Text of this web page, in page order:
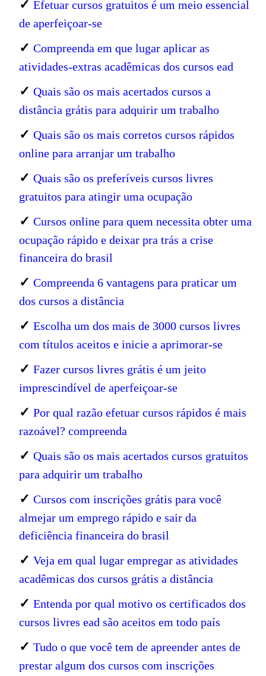
✓ Efetuar cursos gratuitos é um meio essencial
de aperfeiçoar-se
✓ Compreenda em que lugar aplicar as
atividades-extras acadêmicas dos cursos ead
✓ Quais são os mais acertados cursos a
distância grátis para adquirir um trabalho
✓ Quais são os mais corretos cursos rápidos
online para arranjar um trabalho
✓ Quais são os preferíveis cursos livres
gratuitos para atingir uma ocupação
✓ Cursos online para quem necessita obter uma
ocupação rápido e deixar pra trás a crise
financeira do brasil
✓ Compreenda 6 vantagens para praticar um
dos cursos a distância
✓ Escolha um dos mais de 3000 cursos livres
com títulos aceitos e inicie a aprimorar-se
✓ Fazer cursos livres grátis é um jeito
imprescindível de aperfeiçoar-se
✓ Por qual razão efetuar cursos rápidos é mais
razoável? compreenda
✓ Quais são os mais acertados cursos gratuitos
para adquirir um trabalho
✓ Cursos com inscrições grátis para você
almejar um emprego rápido e sair da
deficiência financeira do brasil
✓ Veja em qual lugar empregar as atividades
acadêmicas dos cursos grátis a distância
✓ Entenda por qual motivo os certificados dos
cursos livres ead são aceitos em todo país
✓ Tudo o que você tem de apreender antes de
prestar algum dos cursos com inscrições